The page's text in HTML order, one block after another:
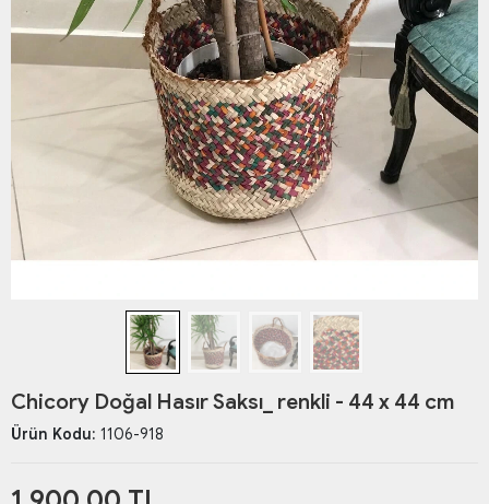
Chicory Doğal Hasır Saksı_ renkli - 44 x 44 cm
Ürün Kodu: 1106-918